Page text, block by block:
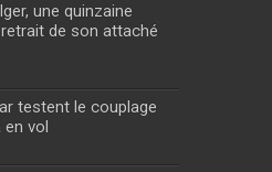
une quinzaine
de son attaché
testent le couplage
en vol